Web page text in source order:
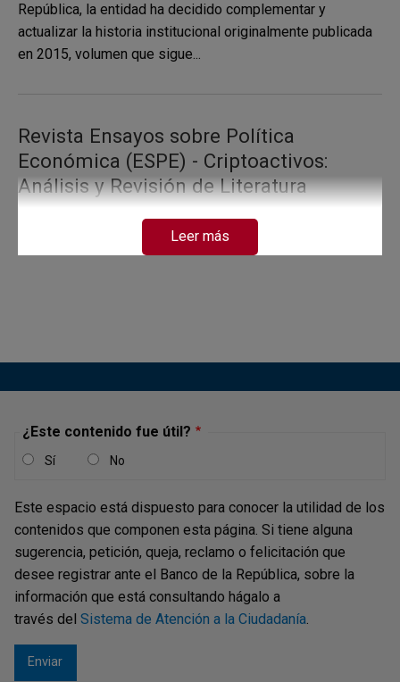
República, la entidad ha decidido complementar y
actualizar la historia institucional originalmente publicada
en 2015, volumen que sigue...
Revista Ensayos sobre Política
Económica (ESPE) - Criptoactivos:
Análisis y Revisión de Literatura
En la actualidad, (noviembre de 2019) existen más de
2.800 criptoactivos y la valoración o capitalización de
Efectivo y Tarjetas Débito y Crédito en
Colombia
En este documento presentamos una radiografía sobre el
uso del efectivo y de las tarjetas débito y crédito en
Colombia, haciendo énfasis en la evolución histórica de su
utilización. También se discuten algunos factores que
explican el alto uso del efectivo que persiste en el país.
Adicionalmente...
Leer más
¿Este contenido fue útil?
Sí No
Este espacio está dispuesto para conocer la utilidad de los
contenidos que componen esta página. Si tiene alguna
sugerencia, petición, queja, reclamo o felicitación que
desee registrar ante el Banco de la República, sobre la
información que está consultando hágalo a
través del Sistema de Atención a la Ciudadanía.